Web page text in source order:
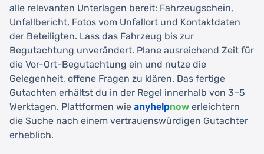
alle relevanten Unterlagen bereit: Fahrzeugschein,
Unfallbericht, Fotos vom Unfallort und Kontaktdaten
der Beteiligten. Lass das Fahrzeug bis zur
Begutachtung unverändert. Plane ausreichend Zeit für
die Vor-Ort-Begutachtung ein und nutze die
Gelegenheit, offene Fragen zu klären. Das fertige
Gutachten erhältst du in der Regel innerhalb von 3–5
Werktagen. Plattformen wie anyhelpnow erleichtern
die Suche nach einem vertrauenswürdigen Gutachter
erheblich.